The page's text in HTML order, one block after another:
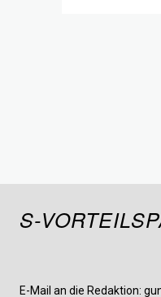
S-
E-Mail an die Redaktion: